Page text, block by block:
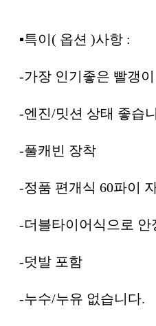
▪︎특이( 옵션 )사항 :
-가장 인기좋은 빨갱
-엔진/밋션 상태 좋습
-풀캐빈 장착
-정품 편개식 60파이
-더블타이어식으로 안
-덧발 포함
-누수/누유 없습니다.